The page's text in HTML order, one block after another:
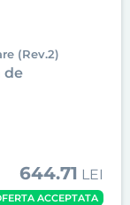
(Rev.2)
de
644.71 LEI
ACCEPTATA